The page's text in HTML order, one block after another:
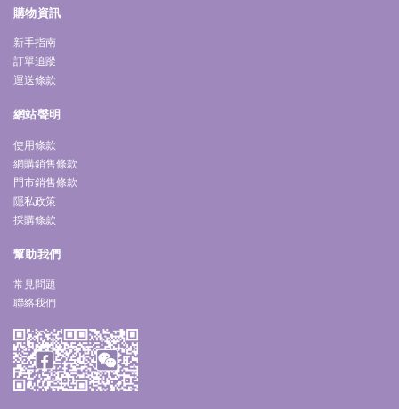
購物資訊
新手指南
訂單追蹤
運送條款
網站聲明
使用條款
網購銷售條款
門市銷售條款
隱私政策
採購條款
幫助我們
常見問題
聯絡我們